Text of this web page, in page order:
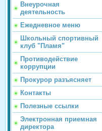
Внеурочная
деятельность
Ежедневное меню
Школьный спортивный
клуб "Пламя"
Противодействие
коррупции
Прокурор разъясняет
Контакты
Полезные ссылки
Электронная приемная
директора